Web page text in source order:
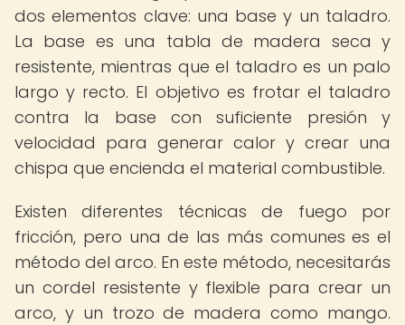
dos elementos clave: una base y un taladro.
La base es una tabla de madera seca y
resistente, mientras que el taladro es un palo
largo y recto. El objetivo es frotar el taladro
contra la base con suficiente presión y
velocidad para generar calor y crear una
chispa que encienda el material combustible.
Existen diferentes técnicas de fuego por
fricción, pero una de las más comunes es el
método del arco. En este método, necesitarás
un cordel resistente y flexible para crear un
arco, y un trozo de madera como mango.